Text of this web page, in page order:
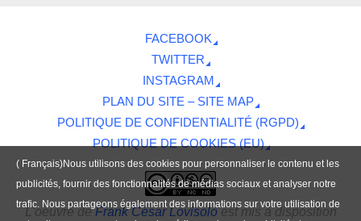
FACEBOOK
TWITTER
INSTAGRAM
PLAN DU SITE – SITE MAP
POLITIQUE DE CONFIDENTIALITÉ (RGPD)
POLITIQUE DE COOKIES (EU)
L'oeuvredeFrank César Lovisoloest mis à disposition
( Français)Nous utilisons des cookies pour personnaliser le contenu et les
publicités, fournir des fonctionnalités de médias sociaux et analyser notre
trafic. Nous partageons également des informations sur votre utilisation de